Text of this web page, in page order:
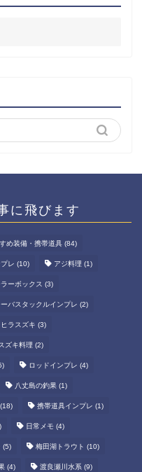
に飛びます
め装備・携帯道具 (84)
レ (10) アジ料理 (1)
ーボックス (3)
ーバスタックルインプレ (2)
ヒラスズキ (3)
ズキ料理 (2)
ロッドインプレ (4)
八丈島の釣果 (1)
(18) 携帯道具インプレ (1)
日常メモ (4)
(5) 梅田湖トラウト (10)
(4) 渡良瀬川水系 (9)